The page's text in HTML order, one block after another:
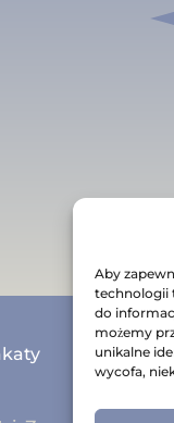
Aby
technologii
do
możemy
unikalne
wycofa,